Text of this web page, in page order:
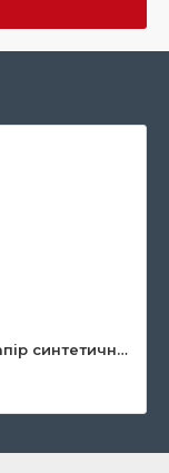
Yupo папір синтетичний YUPO-Blue 234g 300µ, 460x320 mm